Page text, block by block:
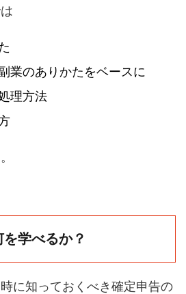
業のありかたをベースに
理方法
学べるか？
時に知っておくべき確定申告の